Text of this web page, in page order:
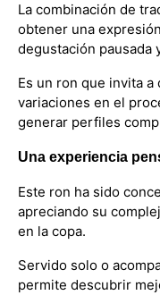
La combinación de
obtener una
degustación pausada
Es un ron que invita
variaciones en el
generar perfiles
Una experiencia
Este ron ha sido
apreciando su
en la copa.
Servido solo o
permite descubrir